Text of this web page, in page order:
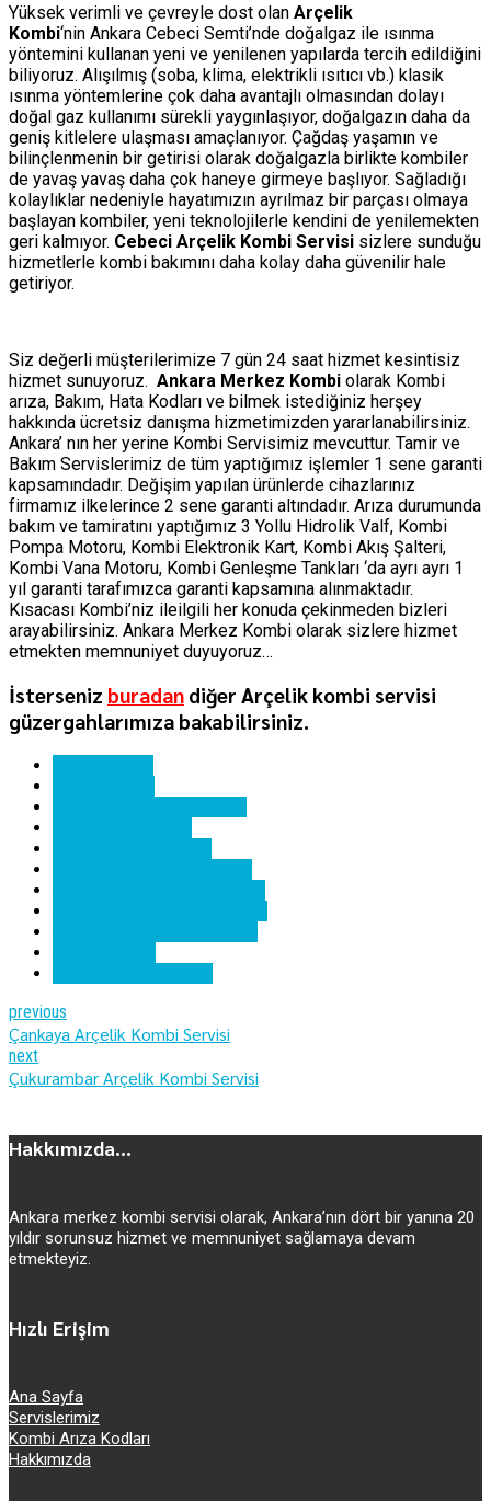
Yüksek verimli ve çevreyle dost olan Arçelik
Kombi‘nin Ankara Cebeci Semti’nde doğalgaz ile ısınma
yöntemini kullanan yeni ve yenilenen yapılarda tercih edildiğini
biliyoruz. Alışılmış (soba, klima, elektrikli ısıtıcı vb.) klasik
ısınma yöntemlerine çok daha avantajlı olmasından dolayı
doğal gaz kullanımı sürekli yaygınlaşıyor, doğalgazın daha da
geniş kitlelere ulaşması amaçlanıyor. Çağdaş yaşamın ve
bilinçlenmenin bir getirisi olarak doğalgazla birlikte kombiler
de yavaş yavaş daha çok haneye girmeye başlıyor. Sağladığı
kolaylıklar nedeniyle hayatımızın ayrılmaz bir parçası olmaya
başlayan kombiler, yeni teknolojilerle kendini de yenilemekten
geri kalmıyor. Cebeci Arçelik Kombi Servisi sizlere sunduğu
hizmetlerle kombi bakımını daha kolay daha güvenilir hale
getiriyor.
Siz değerli müşterilerimize 7 gün 24 saat hizmet kesintisiz
hizmet sunuyoruz. Ankara Merkez Kombi olarak Kombi
arıza, Bakım, Hata Kodları ve bilmek istediğiniz herşey
hakkında ücretsiz danışma hizmetimizden yararlanabilirsiniz.
Ankara’ nın her yerine Kombi Servisimiz mevcuttur. Tamir ve
Bakım Servislerimiz de tüm yaptığımız işlemler 1 sene garanti
kapsamındadır. Değişim yapılan ürünlerde cihazlarınız
firmamız ilkelerince 2 sene garanti altındadır. Arıza durumunda
bakım ve tamiratını yaptığımız 3 Yollu Hidrolik Valf, Kombi
Pompa Motoru, Kombi Elektronik Kart, Kombi Akış Şalteri,
Kombi Vana Motoru, Kombi Genleşme Tankları ‘da ayrı ayrı 1
yıl garanti tarafımızca garanti kapsamına alınmaktadır.
Kısacası Kombi’niz ileilgili her konuda çekinmeden bizleri
arayabilirsiniz. Ankara Merkez Kombi olarak sizlere hizmet
etmekten memnuniyet duyuyoruz…
İsterseniz buradan diğer Arçelik kombi servisi
güzergahlarımıza bakabilirsiniz.
previous
Çankaya Arçelik Kombi Servisi
next
Çukurambar Arçelik Kombi Servisi
Hakkımızda...
Ankara merkez kombi servisi olarak, Ankara’nın dört bir yanına 20
yıldır sorunsuz hizmet ve memnuniyet sağlamaya devam
etmekteyiz.
Hızlı Erişim
Ana Sayfa
Servislerimiz
Kombi Arıza Kodları
Hakkımızda